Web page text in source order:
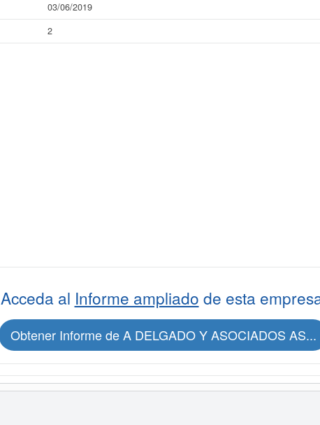
03/06/2019
2
Acceda al Informe ampliado de esta
Obtener Informe de A DELGADO Y ASOCIADOS AS...